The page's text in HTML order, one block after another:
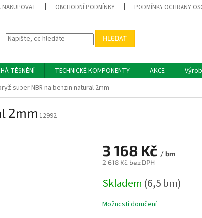
NAKUPOVAT OBCHODNÍ PODMÍNKY PODMÍNKY OCHRANY
HLEDAT
TĚSNĚNÍ TECHNICKÉ KOMPONENTY AKCE
super NBR na benzin natural 2mm
2mm 12992
3 168 Kč / bm
2 618 Kč bez DPH
cena:
Skladem (6,5 bm)
Možnosti doručení